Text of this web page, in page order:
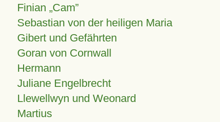
Finian Cam
Sebastian von der heiligen Maria
Gibert und Gefährten
Goran von Cornwall
Hermann
Juliane Engelbrecht
Llewellwyn und Weonard
Martius